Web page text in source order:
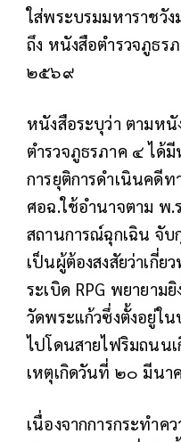
ใส่พระบรมมหาราชวั
ถึง หนังสือตำรวจภูธ
๒๕๖๙
หนังสือระบุว่า ตามห
ตำรวจภูธรภาค ๔ ได้
การยุติการดำเนินคดี
ศอฉ.ใช้อำนาจตาม พ.
สถานการณ์ฉุกเฉิน จั
เป็นผู้ต้องสงสัยว่าเกี่ย
ระเบิด RPG พยายาม
วัดพระแก้วซึ่งตั้งอยู่ใ
ไปโดนสายไฟริมถนน
เหตุเกิดวันที่ ๒๐ มีน
เนื่องจากการกระทำค